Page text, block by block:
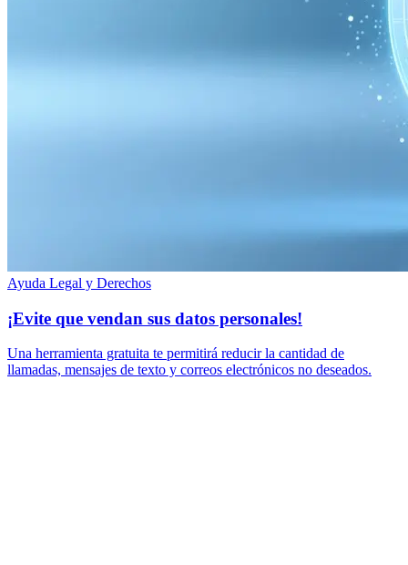
Ayuda Legal y Derechos
¡Evite que vendan sus datos personales!
Una herramienta gratuita te permitirá reducir la cantidad de
llamadas, mensajes de texto y correos electrónicos no deseados.